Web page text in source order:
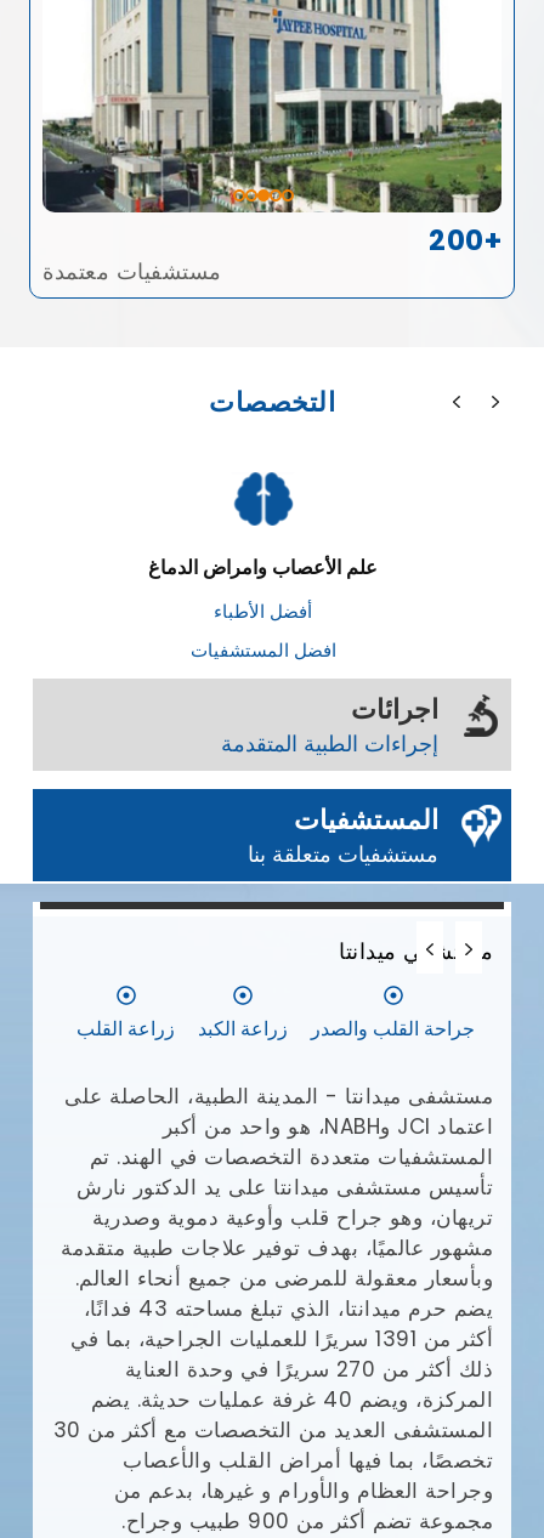
200+
مستشفيات معتمدة
التخصصات
علم الأعصاب وامراض الدماغ
أفضل الأطباء
افضل المستشفيات
اجرائات
إجراءات الطبية المتقدمة
المستشفيات
مستشفيات متعلقة بنا
0 0 0
مستشفي ميدانتا
جراحة القلب والصدر زراعة الكبد زراعة القلب
مستشفى ميدانتا - المدينة الطبية، الحاصلة على
اعتماد JCI وNABH، هو واحد من أكبر
المستشفيات متعددة التخصصات في الهند. تم
تأسيس مستشفى ميدانتا على يد الدكتور نارش
تريهان، وهو جراح قلب وأوعية دموية وصدرية
مشهور عالميًا، بهدف توفير علاجات طبية متقدمة
وبأسعار معقولة للمرضى من جميع أنحاء العالم.
يضم حرم ميدانتا، الذي تبلغ مساحته 43 فدانًا،
أكثر من 1391 سريرًا للعمليات الجراحية، بما في
ذلك أكثر من 270 سريرًا في وحدة العناية
المركزة، ويضم 40 غرفة عمليات حديثة. يضم
المستشفى العديد من التخصصات مع أكثر من 30
تخصصًا، بما فيها أمراض القلب والأعصاب
وجراحة العظام والأورام و غيرها، بدعم من
مجموعة تضم أكثر من 900 طبيب وجراح.